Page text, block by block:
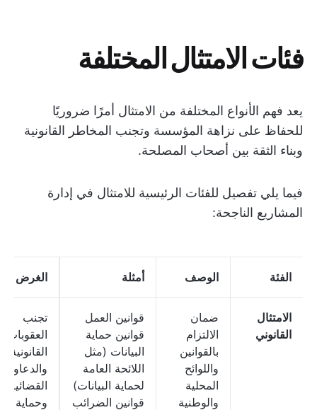
فئات الامتثال المختلفة
يعد فهم الأنواع المختلفة من الامتثال أمرًا ضروريًا
للحفاظ على نزاهة المؤسسة وتجنب المخاطر القانونية
وبناء الثقة بين أصحاب المصلحة.
فيما يلي تفصيل للفئات الرئيسية للامتثال في إدارة
المشاريع الناجحة:
الفئة الوصف أمثلة الغرض
الامتثال
القانوني
ضمان
الالتزام
بالقوانين
واللوائح
المحلية
والوطنية
قوانين العمل
قوانين حماية
البيانات (مثل
اللائحة العامة
لحماية البيانات)
قوانين الضرائب
تجنب
العقوبات
القانونية
والدعاوى
القضائية
وحماية